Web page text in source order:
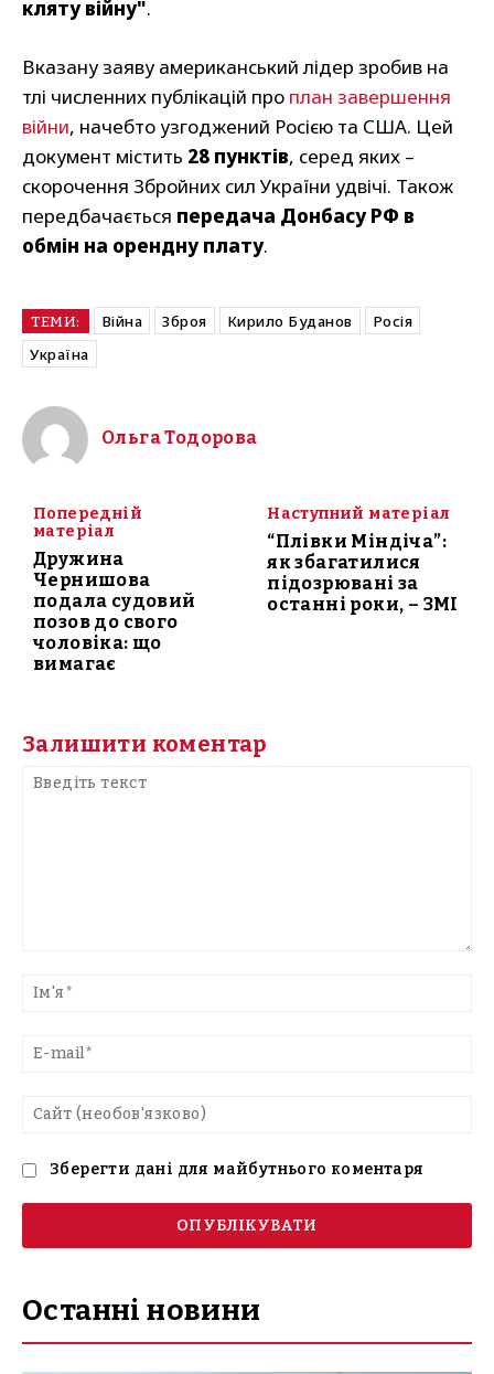
кляту війну".
Вказану заяву американський лідер зробив на
тлі численних публікацій про план завершення
війни, начебто узгоджений Росією та США. Цей
документ містить 28 пунктів, серед яких –
скорочення Збройних сил України удвічі. Також
передбачається передача Донбасу РФ в
обмін на орендну плату.
ТЕМИ: Війна Зброя Кирило Буданов
Росія
Україна
Ольга Тодорова
Попередній
матеріал
Дружина
Чернишова
подала судовий
позов до свого
чоловіка: що
вимагає
Наступний матеріал
“Плівки Міндіча”:
як збагатилися
підозрювані за
останні роки, – ЗМІ
Залишити коментар
текст
Зберегти дані для майбутнього коментаря
Останні новини